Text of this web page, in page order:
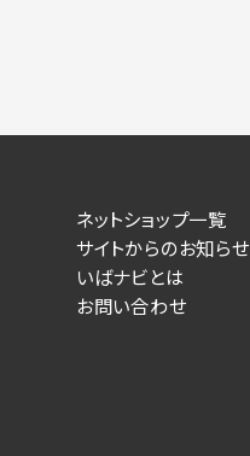
ネットショップ一覧
サイトからのお知らせ
いばナビとは
お問い合わせ